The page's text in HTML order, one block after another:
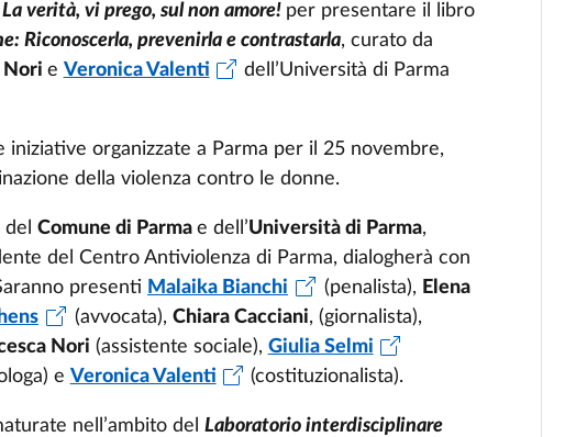
La verità, vi prego, sul non amore! per presentare il libro
Riconoscerla, prevenirla e contrastarla, curato da
Nori e Veronica Valenti
dell’Università di Parma
iniziative organizzate a Parma per il 25 novembre,
della violenza contro le donne.
delComune di Parmae dell’Università di Parma,
del Centro Antiviolenza di Parma, dialogherà con
presenti Malaika Bianchi (penalista), Elena
(avvocata), Chiara Cacciani, (giornalista),
Nori (assistente sociale), Giulia Selmi
e Veronica Valenti (costituzionalista).
nell’ambito delLaboratorio interdisciplinare